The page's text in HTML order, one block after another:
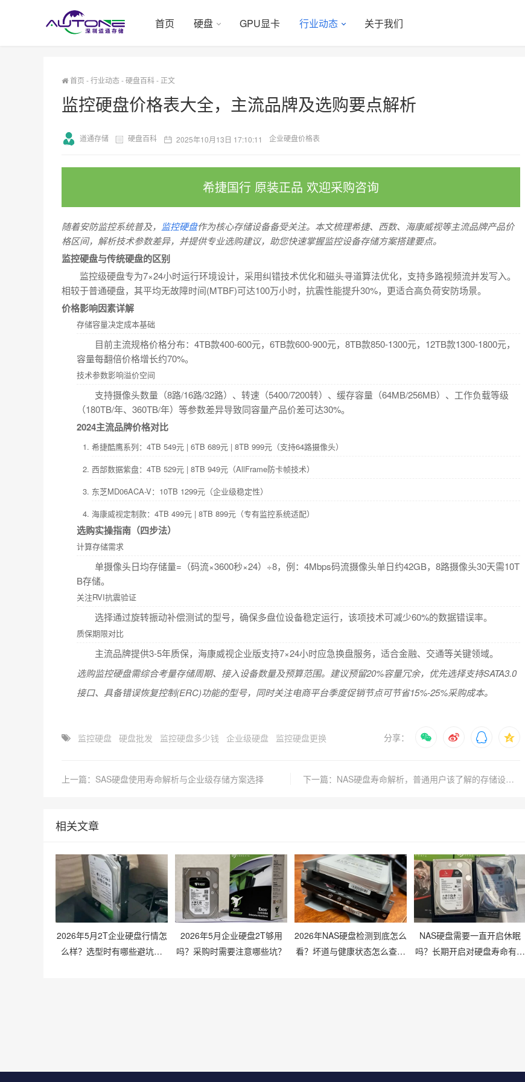
首页 硬盘 GPU显卡 行业动态 关于我们
首页 -行业动态-硬盘百科- 正文
监控硬盘价格表大全，主流品牌及选购要点解析
道通存储 硬盘百科 2025年10月13日 17:10:11 企业硬盘价格表
希捷国行 原装正品 欢迎采购咨询
随着安防监控系统普及， 监控硬盘作为核心存储设备备受关注。本文梳理希捷、西数、海康威视等主流品牌产品价
格区间，解析技术参数差异，并提供专业选购建议，助您快速掌握监控设备存储方案搭建要点。
监控硬盘与传统硬盘的区别
监控级硬盘专为7×24小时运行环境设计，采用纠错技术优化和磁头寻道算法优化，支持多路视频流并发写入。
相较于普通硬盘，其平均无故障时间(MTBF)可达100万小时，抗震性能提升30%，更适合高负荷安防场景。
价格影响因素详解
存储容量决定成本基础
目前主流规格价格分布：4TB款400-600元，6TB款600-900元，8TB款850-1300元，12TB款1300-1800元，
容量每翻倍价格增长约70%。
技术参数影响溢价空间
支持摄像头数量（8路/16路/32路）、转速（5400/7200转）、缓存容量（64MB/256MB）、工作负载等级
（180TB/年、360TB/年）等参数差异导致同容量产品价差可达30%。
2024主流品牌价格对比
希捷酷鹰系列：4TB 549元 | 6TB 689元 | 8TB 999元（支持64路摄像头）
西部数据紫盘：4TB 529元 | 8TB 949元（AllFrame防卡帧技术）
东芝MD06ACA-V：10TB 1299元（企业级稳定性）
海康威视定制款：4TB 499元 | 8TB 899元（专有监控系统适配）
选购实操指南（四步法）
计算存储需求
单摄像头日均存储量=（码流×3600秒×24）÷8，例：4Mbps码流摄像头单日约42GB，8路摄像头30天需10T
B存储。
关注RVI抗震验证
选择通过旋转振动补偿测试的型号，确保多盘位设备稳定运行，该项技术可减少60%的数据错误率。
质保期限对比
主流品牌提供3-5年质保，海康威视企业版支持7×24小时应急换盘服务，适合金融、交通等关键领域。
选购监控硬盘需综合考量存储周期、接入设备数量及预算范围。建议预留20%容量冗余，优先选择支持SATA3.0
接口、具备错误恢复控制(ERC)功能的型号，同时关注电商平台季度促销节点可节省15%-25%采购成本。
监控硬盘​ 硬盘批发 监控硬盘多少钱 企业级硬盘 监控硬盘更换 分享：
上一篇：SAS硬盘使用寿命解析与企业级存储方案选择 下一篇：NAS硬盘寿命解析，普通用户该了解的存储设备使用周期
相关文章
2026年5月2T企业硬盘行情怎
么样？选型时有哪些避坑技
2026年5月企业硬盘2T够用
吗？采购时需要注意哪些坑？
2026年NAS硬盘检测到底怎么
看？坏道与健康状态怎么查才
NAS硬盘需要一直开启休眠
吗？长期开启对硬盘寿命有影